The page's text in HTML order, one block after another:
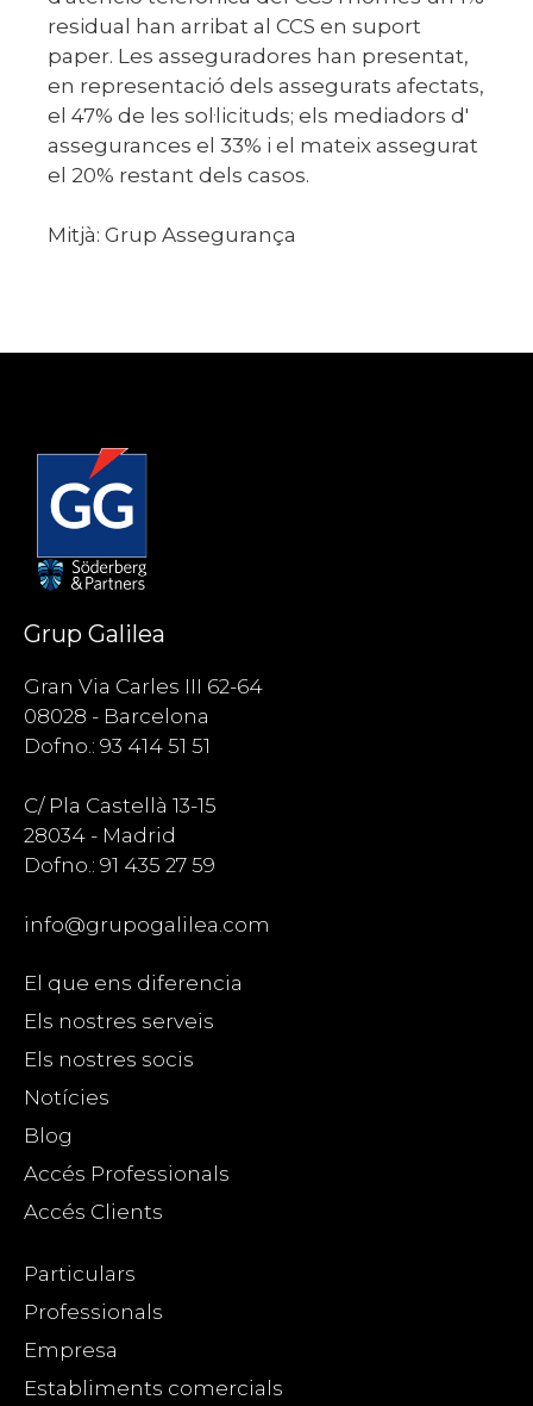
residual han arribat al CCS en suport
paper. Les asseguradores han presentat,
en representació dels assegurats afectats,
el 47% de les sol·licituds; els mediadors d'
assegurances el 33% i el mateix assegurat
el 20% restant dels casos.
Mitjà: Grup Assegurança
Grup Galilea
Gran Via Carles III 62-64
08028 - Barcelona
Dofno.: 93 414 51 51
C/ Pla Castellà 13-15
28034 - Madrid
Dofno.: 91 435 27 59
info@grupogalilea.com
El que ens diferencia
Els nostres serveis
Els nostres socis
Notícies
Blog
Accés Professionals
Accés Clients
Particulars
Professionals
Empresa
Establiments comercials